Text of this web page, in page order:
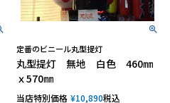
定番のビニール丸型提灯
丸型提灯 無地 白色 460㎜
ｘ570㎜
当店特別価格 ¥10,890税込